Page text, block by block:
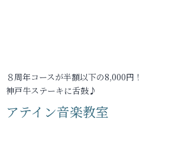
８周年コースが半額以下の8,000円！
神戸牛ステーキに舌鼓♪
アテイン音楽教室